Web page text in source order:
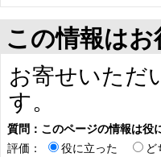
この情報は
お寄せいただ
す。
質問：このページの情報は役
評価：
役に立った ど